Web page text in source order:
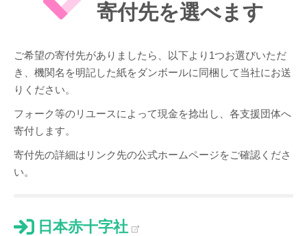
寄付先を選べます
ご希望の寄付先がありましたら、以下より1つお選びいただ
き、機関名を明記した紙をダンボールに同梱して当社にお送
りください。
フォーク等のリユースによって現金を捻出し、各支援団体へ
寄付します。
寄付先の詳細はリンク先の公式ホームページをご確認くださ
い。
日本赤十字社